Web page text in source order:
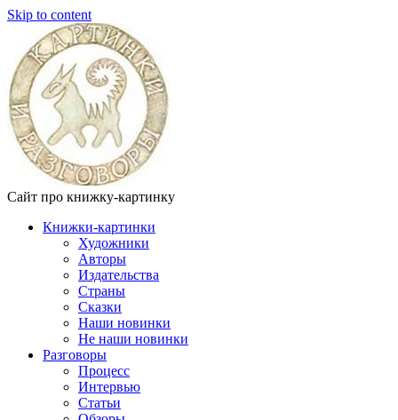
Skip to content
Сайт про книжку-картинку
Книжки-картинки
Художники
Авторы
Издательства
Страны
Сказки
Наши новинки
Не наши новинки
Разговоры
Процесс
Интервью
Статьи